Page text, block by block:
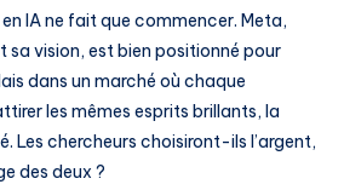
IA ne fait que commencer. Meta,
sa vision, est bien positionné pour
dans un marché où chaque
les mêmes esprits brillants, la
Les chercheurs choisiront-ils l’argent,
des deux ?